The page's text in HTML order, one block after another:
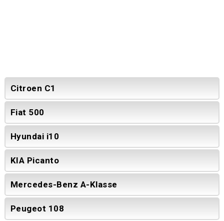
Citroen C1
Fiat 500
Hyundai i10
KIA Picanto
Mercedes-Benz A-Klasse
Peugeot 108